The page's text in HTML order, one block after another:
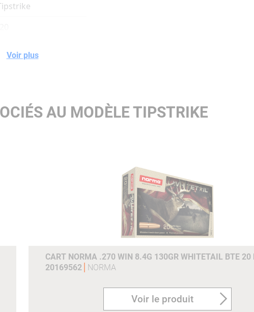
:4401 4401
Voir plus
AU MODÈLE TIPSTRIKE
CART NORMA .270 WIN 8.4G 130GR WHITETAIL BTE 20
20169562
NORMA
Voir le produit